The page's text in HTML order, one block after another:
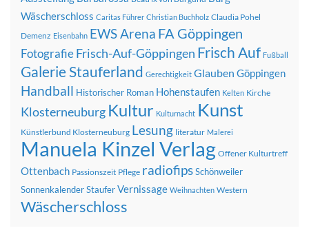
Wäscherschloss Caritas Führer Christian Buchholz Claudia Pohel
Demenz Eisenbahn EWS Arena FA Göppingen
FotografieFrisch-Auf-Göppingen Frisch Auf Fußball
Galerie Stauferland Gerechtigkeit Glauben Göppingen
Handball Historischer Roman Hohenstaufen Kelten Kirche
Klosterneuburg Kultur Kulturnacht Kunst
Künstlerbund Klosterneuburg Lesung literatur Malerei
Manuela Kinzel Verlag Offener Kulturtreff
Ottenbach Passionszeit Pflege radiofipsSchönweiler
SonnenkalenderStauferVernissage Weihnachten Western
Wäscherschloss